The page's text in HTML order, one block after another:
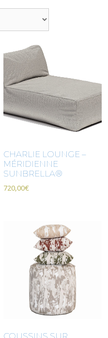
CHARLIE LOUNGE –
MÉRIDIENNE
SUNBRELLA®
720,00€